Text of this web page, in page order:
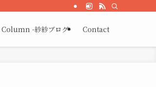
Column -紗紗ブログ- Contact